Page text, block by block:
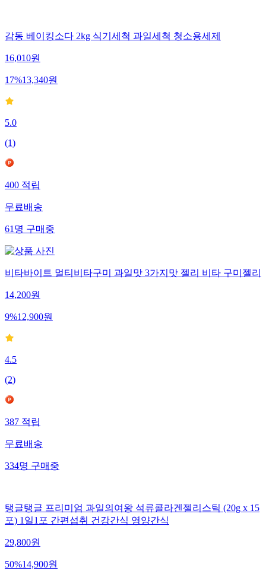
감동 베이킹소다 2kg 식기세척 과일세척 청소용세제
16,010원
17%13,340원
5.0
(1)
400 적립
무료배송
61 명 구매중
비타바이트 멀티비타구미 과일맛 3가지맛 젤리 비타 구미젤리
14,200원
9%12,900원
4.5
(2)
387 적립
무료배송
334명 구매중
탱글탱글 프리미엄 과일의여왕 석류콜라겐젤리스틱 (20g x 15
포) 1일1포 간편섭취 건강간식 영양간식
29,800원
50%14,900원